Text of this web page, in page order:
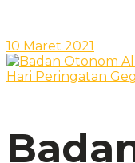
10 Maret 2021